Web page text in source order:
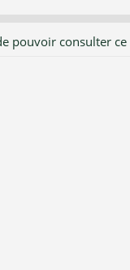
pouvoir consulter